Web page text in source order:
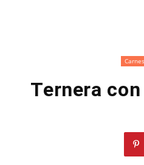
Carnes
Ternera